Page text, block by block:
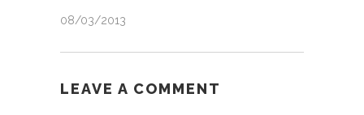
08/03/2013
LEAVE A COMMENT